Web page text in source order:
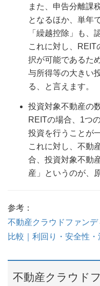
また、申告分離課
となるほか、単年
「繰越控除」も、
これに対し、REIT
択が可能であるた
与所得等の大きい
る、と言えます。
投資対象不動産の
REITの場合、1つ
投資を行うことが
これに対し、不動
合、投資対象不動
産」というのが、
参考：
不動産クラウドファン
比較｜利回り・安全性
不動産クラウド